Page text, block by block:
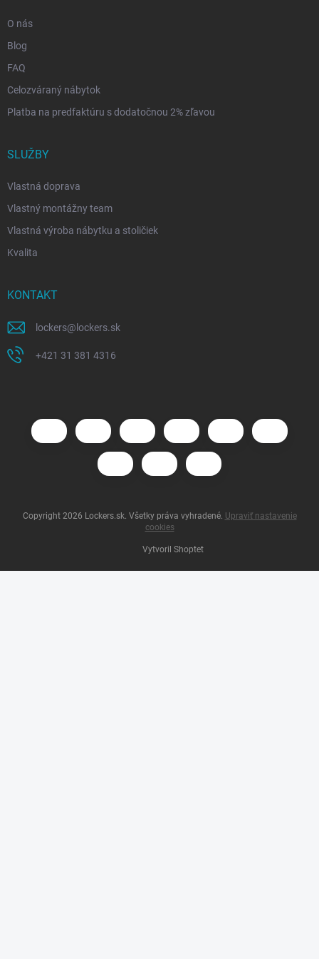
O nás
Blog
FAQ
Celozváraný nábytok
Platba na predfaktúru s dodatočnou 2% zľavou
SLUŽBY
Vlastná doprava
Vlastný montážny team
Vlastná výroba nábytku a stoličiek
Kvalita
KONTAKT
lockers@lockers.sk
+421 31 381 4316
Vytvoril Shoptet
Copyright 2026 Lockers.sk. Všetky práva vyhradené. Upraviť nastavenie
cookies